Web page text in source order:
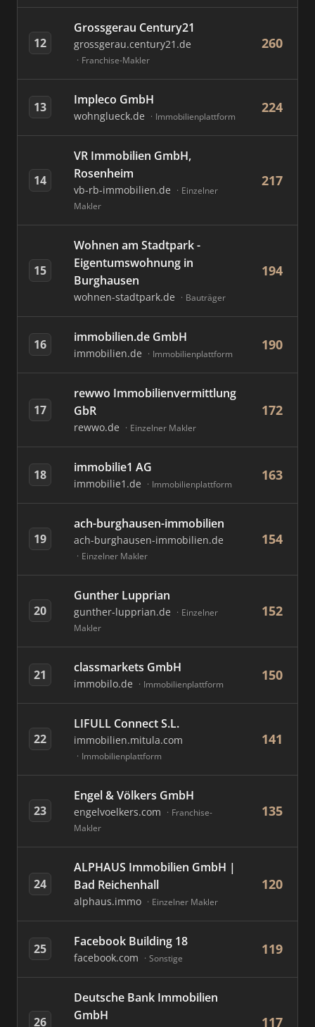
12
Grossgerau Century21
grossgerau.century21.de
Franchise-Makler
260
13 Impleco GmbH
wohnglueck.de Immobilienplattform
224
14
VR Immobilien GmbH,
Rosenheim
vb-rb-immobilien.de
Einzelner
Makler
217
15
Wohnen am Stadtpark -
Eigentumswohnung in
Burghausen
wohnen-stadtpark.de Bauträger
194
16 immobilien.de GmbH
immobilien.de Immobilienplattform
190
17
rewwo Immobilienvermittlung
GbR
rewwo.de Einzelner Makler
172
18 immobilie1 AG
immobilie1.de Immobilienplattform
163
19
ach-burghausen-immobilien
ach-burghausen-immobilien.de
Einzelner Makler
154
20
Gunther Lupprian
gunther-lupprian.de
Einzelner
Makler
152
21 classmarkets GmbH
immobilo.de Immobilienplattform
150
22
LIFULL Connect S.L.
immobilien.mitula.com
Immobilienplattform
141
23
Engel & Völkers GmbH
engelvoelkers.com
Franchise-
Makler
135
24
ALPHAUS Immobilien GmbH |
Bad Reichenhall
alphaus.immo Einzelner Makler
120
25 Facebook Building 18
facebook.com Sonstige
119
26
Deutsche Bank Immobilien
GmbH
117